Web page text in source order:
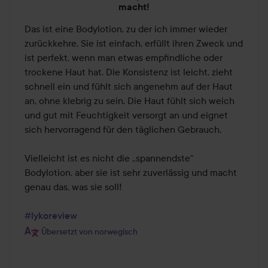
5
macht!
Das ist eine Bodylotion, zu der ich immer wieder
zurückkehre. Sie ist einfach, erfüllt ihren Zweck und
ist perfekt, wenn man etwas empfindliche oder
trockene Haut hat. Die Konsistenz ist leicht, zieht
schnell ein und fühlt sich angenehm auf der Haut
an, ohne klebrig zu sein. Die Haut fühlt sich weich
und gut mit Feuchtigkeit versorgt an und eignet
sich hervorragend für den täglichen Gebrauch.
Vielleicht ist es nicht die „spannendste“
Bodylotion, aber sie ist sehr zuverlässig und macht
genau das, was sie soll!
#lykoreview
Übersetzt von norwegisch